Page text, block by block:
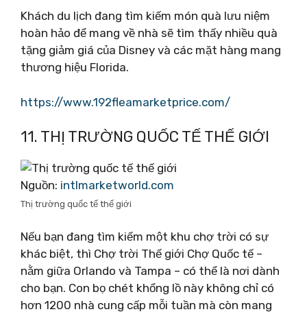
Khách du lịch đang tìm kiếm món quà lưu niệm
hoàn hảo để mang về nhà sẽ tìm thấy nhiều quà
tặng giảm giá của Disney và các mặt hàng mang
thương hiệu Florida.
https://www.192fleamarketprice.com/
11. THỊ TRƯỜNG QUỐC TẾ THẾ GIỚI
Nguồn: intlmarketworld.com
Thị trường quốc tế thế giới
Nếu bạn đang tìm kiếm một khu chợ trời có sự
khác biệt, thì Chợ trời Thế giới Chợ Quốc tế –
nằm giữa Orlando và Tampa – có thể là nơi dành
cho bạn. Con bọ chét khổng lồ này không chỉ có
hơn 1200 nhà cung cấp mỗi tuần mà còn mang